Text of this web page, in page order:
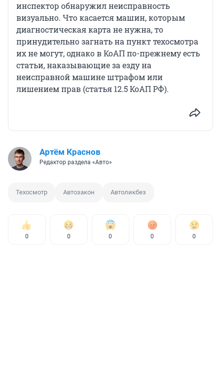
инспектор обнаружил неисправность
визуально. Что касается машин, которым
диагностическая карта не нужна, то
принудительно загнать на пункт техосмотра
их не могут, однако в КоАП по-прежнему есть
статьи, наказывающие за езду на
неисправной машине штрафом или
лишением прав (статья 12.5 КоАП РФ).
Артём Краснов
Редактор раздела «Авто»
Техосмотр Автозакон Автоликбез
0 0 0 0 0